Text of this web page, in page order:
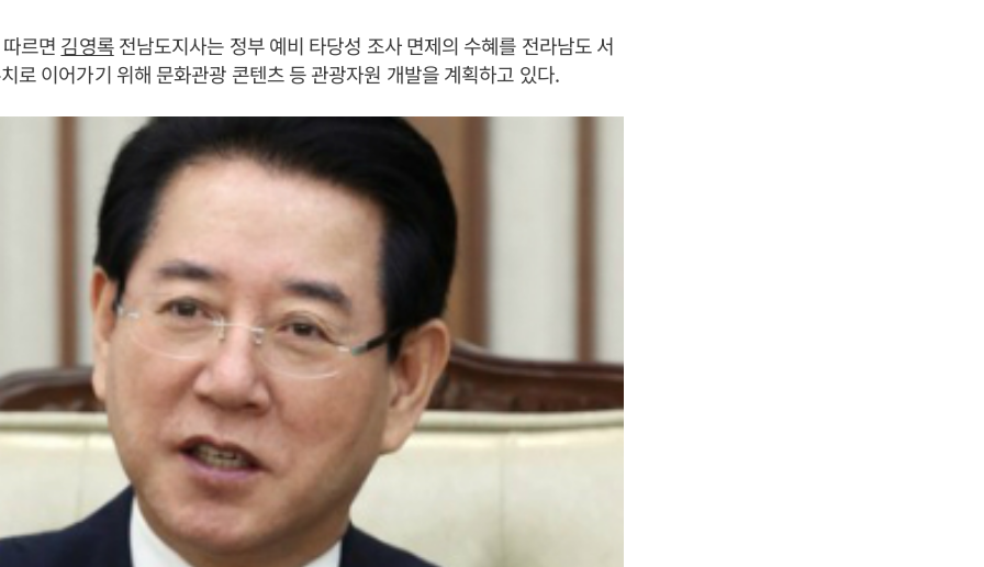
르면 김영록전남도지사는 정부 예비 타당성 조사 면제의 수혜를 전라남도 서
로 이어가기 위해 문화관광 콘텐츠 등 관광자원 개발을 계획하고 있다.